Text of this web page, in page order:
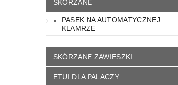
KONTAKT NAPISZ DO NAS
SKÓRZANE
PASEK NA AUTOMATYCZNEJ
KLAMRZE
SKÓRZANE ZAWIESZKI
ETUI DLA PALACZY